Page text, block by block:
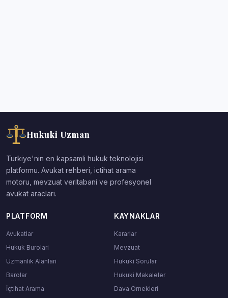
Hukuki Uzman
Turkiye'nin en kapsamli hukuk teknolojisi
platformu. Avukat rehberi, ictihat arama
motoru, mevzuat veritabani ve profesyonel
avukat araclari.
PLATFORM
Avukatlar
Hukuk Burolari
Uzmanlik Alanlari
Barolar
İçtihat Arama
KAYNAKLAR
Kararlar
Mevzuat
Hukuki Sorular
Hukuki Makaleler
Dava Ornekleri